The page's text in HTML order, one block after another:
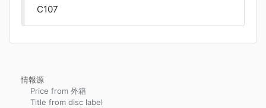
C107
情報源
Price from 外箱
Title from disc label